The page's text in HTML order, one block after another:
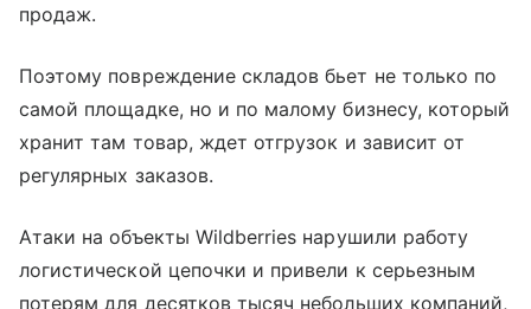
продаж.
Поэтому повреждение складов бьет не только по
самой площадке, но и по малому бизнесу, который
хранит там товар, ждет отгрузок и зависит от
регулярных заказов.
Атаки на объекты Wildberries нарушили работу
логистической цепочки и привели к серьезным
потерям для десятков тысяч небольших компаний,